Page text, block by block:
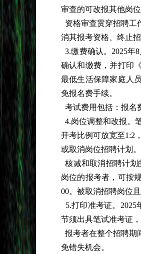
审查的可改报其他岗
资格审查贯穿招聘工
消其报考资格、终止招
3.缴费确认。2025年
确认和缴费，并打印
最低生活保障家庭人
免报名费手续。
考试费用包括：报名
4.岗位调整和改报。
开考比例可放宽至1:2
或取消岗位招聘计划。
核减和取消招聘计划
岗位的报考者，可按
00。被取消招聘岗位
5.打印准考证。
节须出具笔试准考证，
报考者在整个招聘期
免错失机会。